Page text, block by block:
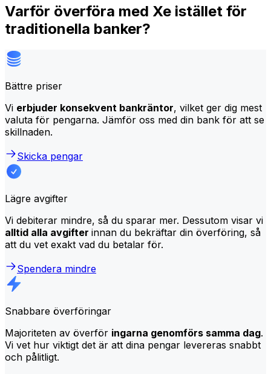
Varför överföra med Xe istället för
traditionella banker?
Bättre priser
Vi erbjuder konsekvent bankräntor, vilket ger dig mest
valuta för pengarna. Jämför oss med din bank för att se
skillnaden.
Skicka pengar
Lägre avgifter
Vi debiterar mindre, så du sparar mer. Dessutom visar vi
alltid alla avgifter innan du bekräftar din överföring, så
att du vet exakt vad du betalar för.
Spendera mindre
Snabbare överföringar
Majoriteten av överför ingarna genomförs samma dag.
Vi vet hur viktigt det är att dina pengar levereras snabbt
och pålitligt.